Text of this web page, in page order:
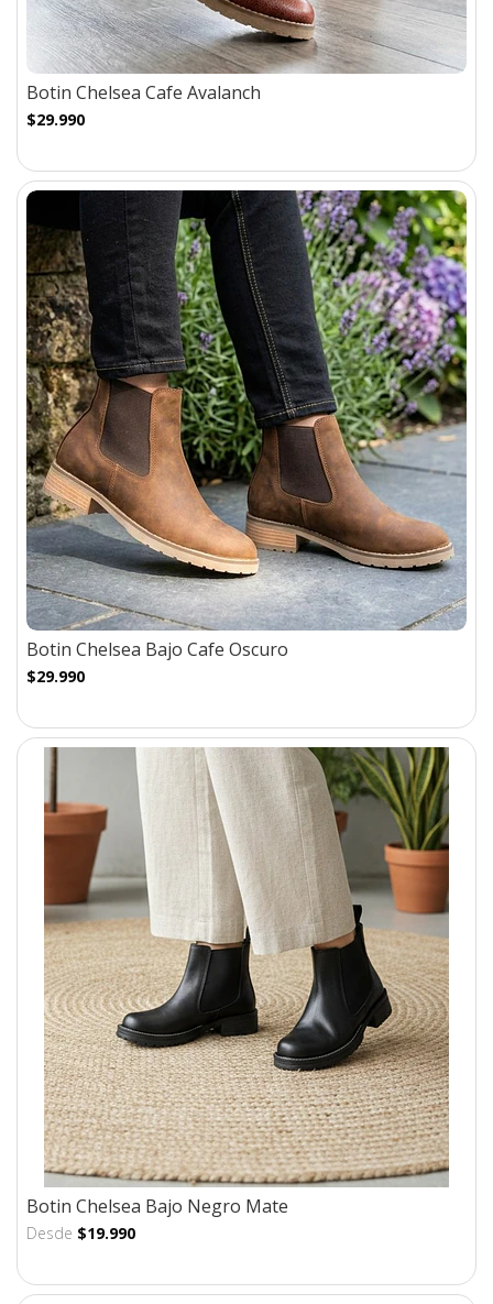
Botin Chelsea Cafe Avalanch
$29.990
Botin Chelsea Bajo Cafe Oscuro
$29.990
Botin Chelsea Bajo Negro Mate
Desde $19.990